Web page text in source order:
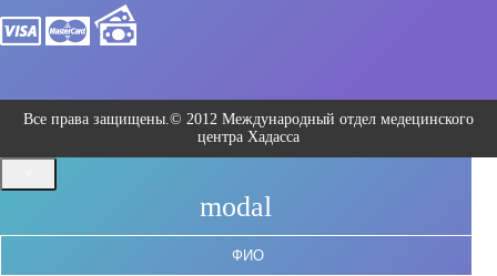
Все права защищены.© 2012 Международный отдел медецинского
центра Хадасса
modal